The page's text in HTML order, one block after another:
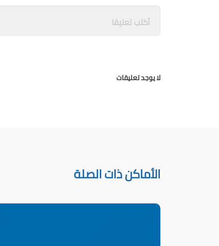
لا يوجد تعليقات
الأماكن ذات الصلة